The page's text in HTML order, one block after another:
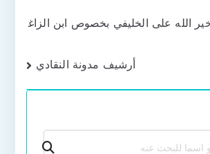
الله على الخليفي بخصوص ابن الزاغ
أرشيف مدونة النقادي
بحث